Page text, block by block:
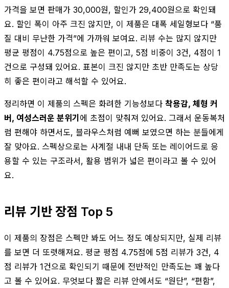
가격을 보면 판매가 30,000원, 할인가 29,400원으로 확인돼
요. 할인 폭이 아주 크진 않지만, 이 제품은 대폭 세일형보다 “품
질 대비 무난한 가격”에 가까워 보여요. 리뷰 수는 많지 않지만
평균 평점이 4.75점으로 높은 편이고, 5점 비중이 3건, 4점이 1
건으로 구성돼 있어요. 표본이 크진 않지만 초반 만족도는 상당
히 좋은 편이라고 해석할 수 있어요.
정리하면 이 제품의 스펙은 화려한 기능성보다 착용감, 체형 커
버, 여성스러운 분위기 에 초점이 맞춰져 있어요. 그래서 운동복처
럼 편해야 하면서도, 블라우스처럼 예뻐 보였으면 하는 분들에게
잘 맞아요. 스펙상으로는 사계절 내내 단독 또는 레이어드로 응
용할 수 있는 구조라서, 활용 범위가 넓은 편이라고 볼 수 있어
요.
리뷰 기반 장점 Top 5
이 제품의 장점은 스펙만 봐도 어느 정도 예상되지만, 실제 리뷰
를 보면 더 또렷해져요. 평균 평점 4.75점에 5점 리뷰가 3건, 4
점 리뷰가 1건으로 확인되기 때문에 전반적인 만족도는 꽤 높다
고 볼 수 있어요. 무엇보다 짧은 리뷰 안에서도 “원단”, “편함”,